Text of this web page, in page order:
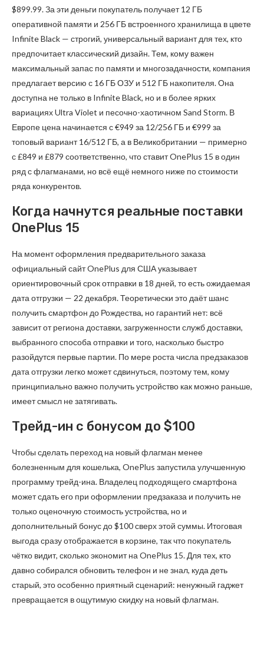
$899.99. За эти деньги покупатель получает 12 ГБ
оперативной памяти и 256 ГБ встроенного хранилища в цвете
Infinite Black — строгий, универсальный вариант для тех, кто
предпочитает классический дизайн. Тем, кому важен
максимальный запас по памяти и многозадачности, компания
предлагает версию с 16 ГБ ОЗУ и 512 ГБ накопителя. Она
доступна не только в Infinite Black, но и в более ярких
вариациях Ultra Violet и песочно-хаотичном Sand Storm. В
Европе цена начинается с €949 за 12/256 ГБ и €999 за
топовый вариант 16/512 ГБ, а в Великобритании — примерно
с £849 и £879 соответственно, что ставит OnePlus 15 в один
ряд с флагманами, но всё ещё немного ниже по стоимости
ряда конкурентов.
Когда начнутся реальные поставки
OnePlus 15
На момент оформления предварительного заказа
официальный сайт OnePlus для США указывает
ориентировочный срок отправки в 18 дней, то есть ожидаемая
дата отгрузки — 22 декабря. Теоретически это даёт шанс
получить смартфон до Рождества, но гарантий нет: всё
зависит от региона доставки, загруженности служб доставки,
выбранного способа отправки и того, насколько быстро
разойдутся первые партии. По мере роста числа предзаказов
дата отгрузки легко может сдвинуться, поэтому тем, кому
принципиально важно получить устройство как можно раньше,
имеет смысл не затягивать.
Трейд-ин с бонусом до $100
Чтобы сделать переход на новый флагман менее
болезненным для кошелька, OnePlus запустила улучшенную
программу трейд-ина. Владелец подходящего смартфона
может сдать его при оформлении предзаказа и получить не
только оценочную стоимость устройства, но и
дополнительный бонус до $100 сверх этой суммы. Итоговая
выгода сразу отображается в корзине, так что покупатель
чётко видит, сколько экономит на OnePlus 15. Для тех, кто
давно собирался обновить телефон и не знал, куда деть
старый, это особенно приятный сценарий: ненужный гаджет
превращается в ощутимую скидку на новый флагман.